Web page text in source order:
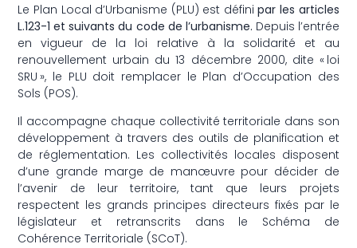
Le Plan Local d’Urbanisme (PLU) est définipar les articles
L.123-1 et suivants du code de l’urbanisme. Depuis l’entrée
en vigueur de la loi relative à la solidarité et au
renouvellement urbain du 13 décembre 2000, dite « loi
SRU », le PLU doit remplacer le Plan d’Occupation des
Sols (POS).
Il accompagne chaque collectivité territoriale dans son
développement à travers des outils de planification et
de réglementation. Les collectivités locales disposent
d’une grande marge de manœuvre pour décider de
l’avenir de leur territoire, tant que leurs projets
respectent les grands principes directeurs fixés par le
législateur et retranscrits dans le Schéma de
Cohérence Territoriale (SCoT).